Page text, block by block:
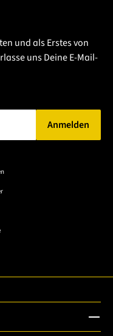
und als Erstes von
uns Deine E-Mail-
ein.
Anmelden